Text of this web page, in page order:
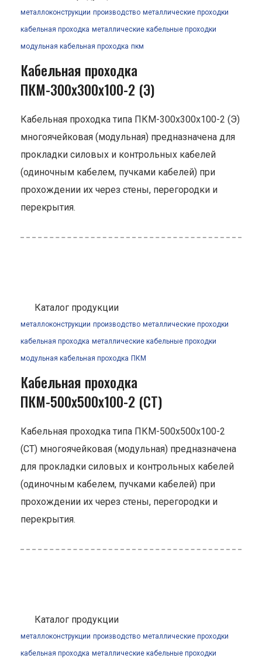
металлоконструкции производство металлические проходки
кабельная проходка металлические кабельные проходки
модульная кабельная проходка пкм
Кабельная проходка
ПКМ-300х300х100-2 (Э)
Кабельная проходка типа ПКМ-300х300х100-2 (Э)
многоячейковая (модульная) предназначена для
прокладки силовых и контрольных кабелей
(одиночным кабелем, пучками кабелей) при
прохождении их через стены, перегородки и
перекрытия.
Каталог продукции
металлоконструкции производство металлические проходки
кабельная проходка металлические кабельные проходки
модульная кабельная проходка ПКМ
Кабельная проходка
ПКМ-500х500х100-2 (СТ)
Кабельная проходка типа ПКМ-500х500х100-2
(СТ) многоячейковая (модульная) предназначена
для прокладки силовых и контрольных кабелей
(одиночным кабелем, пучками кабелей) при
прохождении их через стены, перегородки и
перекрытия.
Каталог продукции
металлоконструкции производство металлические проходки
кабельная проходка металлические кабельные проходки